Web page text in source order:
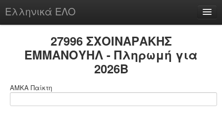
Ελληνικά ΕΛΟ
27996 ΣΧΟΙΝΑΡΑΚΗΣ
ΕΜΜΑΝΟΥΗΛ - Πληρωμή για
2026B
ΑΜΚΑ Παίκτη